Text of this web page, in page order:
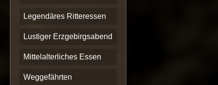
Legendäres Ritteressen
Lustiger Erzgebirgsabend
Mittelalterliches Essen
Weggefährten